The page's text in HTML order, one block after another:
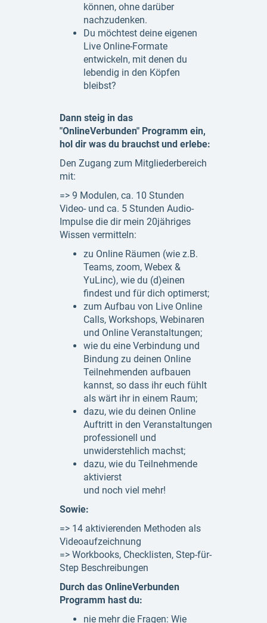
können, ohne darüber
nachzudenken.
Du möchtest deine eigenen
Live Online-Formate
entwickeln, mit denen du
lebendig in den Köpfen
bleibst?
Dann steig in das
"OnlineVerbunden" Programm ein,
hol dir was du brauchst und erlebe:
Den Zugang zum Mitgliederbereich
mit:
=> 9 Modulen, ca. 10 Stunden
Video- und ca. 5 Stunden Audio-
Impulse die dir mein 20jähriges
Wissen vermitteln:
zu Online Räumen (wie z.B.
Teams, zoom, Webex &
YuLinc), wie du (d)einen
findest und für dich optimerst;
zum Aufbau von Live Online
Calls, Workshops, Webinaren
und Online Veranstaltungen;
wie du eine Verbindung und
Bindung zu deinen Online
Teilnehmenden aufbauen
kannst, so dass ihr euch fühlt
als wärt ihr in einem Raum;
dazu, wie du deinen Online
Auftritt in den Veranstaltungen
professionell und
unwiderstehlich machst;
dazu, wie du Teilnehmende
aktivierst
und noch viel mehr!
Sowie:
=> 14 aktivierenden Methoden als
Videoaufzeichnung
=> Workbooks, Checklisten, Step-für-
Step Beschreibungen
Durch das OnlineVerbunden
Programm hast du:
nie mehr die Fragen: Wie